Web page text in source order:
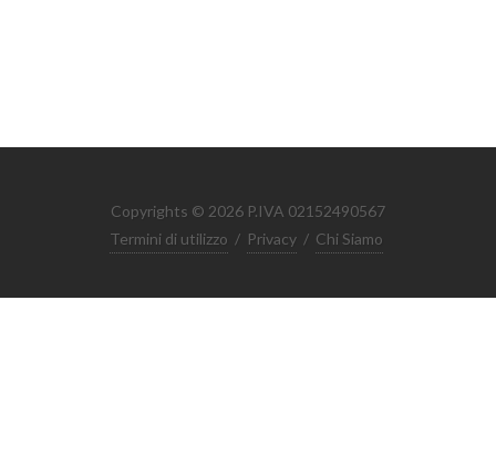
Copyrights © 2026 P.IVA 02152490567
Termini di utilizzo / Privacy / Chi Siamo